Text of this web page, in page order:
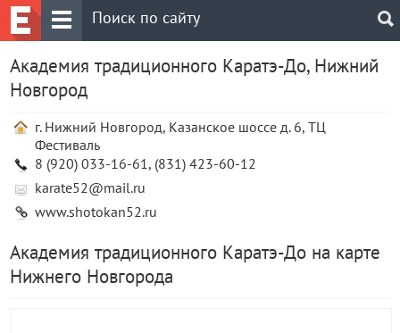
Академия традиционного Каратэ-До, Нижний
Новгород
г. Нижний Новгород, Казанское шоссе д. 6, ТЦ
Фестиваль
8 (920) 033-16-61, (831) 423-60-12
karate52@mail.ru
www.shotokan52.ru
Академия традиционного Каратэ-До на карте
Нижнего Новгорода